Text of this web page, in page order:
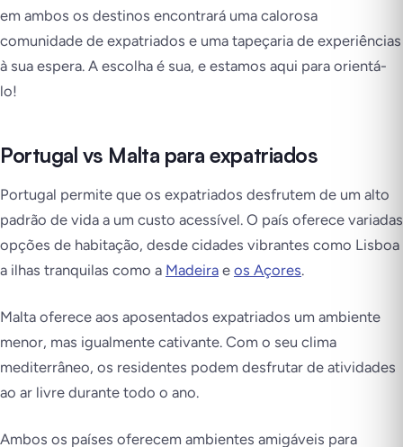
em ambos os destinos encontrará uma calorosa
comunidade de expatriados e uma tapeçaria de experiências
à sua espera. A escolha é sua, e estamos aqui para orientá-
lo!
Portugal vs Malta para expatriados
Portugal permite que os expatriados desfrutem de um alto
padrão de vida a um custo acessível. O país oferece variadas
opções de habitação, desde cidades vibrantes como Lisboa
a ilhas tranquilas como a Madeira e os Açores.
Malta oferece aos aposentados expatriados um ambiente
menor, mas igualmente cativante. Com o seu clima
mediterrâneo, os residentes podem desfrutar de atividades
ao ar livre durante todo o ano.
Ambos os países oferecem ambientes amigáveis para